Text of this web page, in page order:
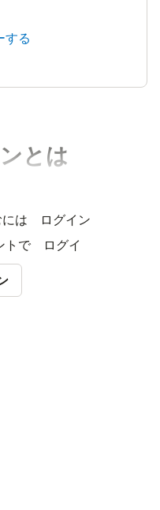
する
とは
は ログイン
トで ログイ